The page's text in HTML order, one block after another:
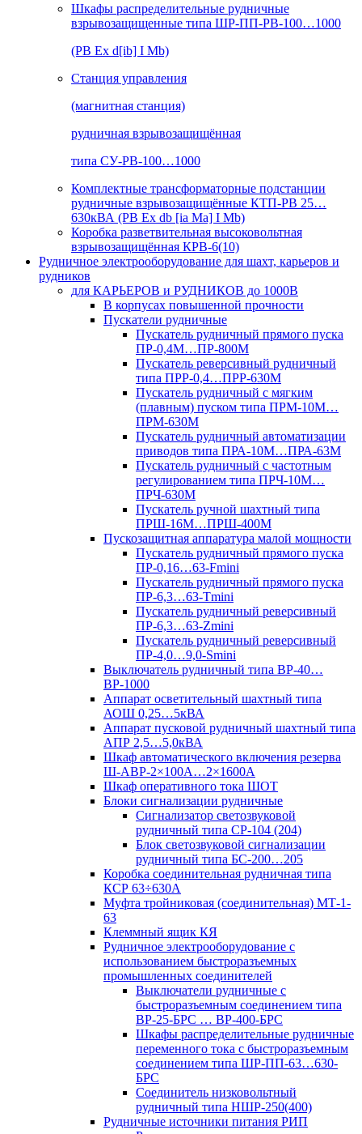
Шкафы распределительные рудничные
взрывозащищенные типа ШР-ПП-РВ-100…1000
(РВ Ex d[ib] I Mb)
Станция управления
(магнитная станция)
рудничная взрывозащищённая
типа СУ-РВ-100…1000
Комплектные трансформаторные подстанции
рудничные взрывозащищённые КТП-РВ 25…
630кВА (РВ Ex db [ia Ma] I Mb)
Коробка разветвительная высоковольтная
взрывозащищённая КРВ-6(10)
Рудничное электрооборудование для шахт, карьеров и
рудников
для КАРЬЕРОВ и РУДНИКОВ до 1000В
В корпусах повышенной прочности
Пускатели рудничные
Пускатель рудничный прямого пуска
ПР-0,4М…ПР-800М
Пускатель реверсивный рудничный
типа ПРР-0,4…ПРР-630М
Пускатель рудничный с мягким
(плавным) пуском типа ПРМ-10М…
ПРМ-630М
Пускатель рудничный автоматизации
приводов типа ПРА-10М…ПРА-63М
Пускатель рудничный с частотным
регулированием типа ПРЧ-10М…
ПРЧ-630М
Пускатель ручной шахтный типа
ПРШ-16М…ПРШ-400М
Пускозащитная аппаратура малой мощности
Пускатель рудничный прямого пуска
ПР-0,16…63-Fmini
Пускатель рудничный прямого пуска
ПР-6,3…63-Tmini
Пускатель рудничный реверсивный
ПР-6,3…63-Zmini
Пускатель рудничный реверсивный
ПР-4,0…9,0-Smini
Выключатель рудничный типа ВР-40…
ВР-1000
Аппарат осветительный шахтный типа
АОШ 0,25…5кВА
Аппарат пусковой рудничный шахтный типа
АПР 2,5…5,0кВА
Шкаф автоматического включения резерва
Ш-АВР-2×100А…2×1600А
Шкаф оперативного тока ШОТ
Блоки сигнализации рудничные
Сигнализатор светозвуковой
рудничный типа СР-104 (204)
Блок светозвуковой сигнализации
рудничный типа БС-200…205
Коробка соединительная рудничная типа
КСР 63÷630А
Муфта тройниковая (соединительная) МТ-1-
63
Клеммный ящик КЯ
Рудничное электрооборудование с
использованием быстроразъемных
промышленных соединителей
Выключатели рудничные с
быстроразъемным соединением типа
ВР-25-БРС … ВР-400-БРС
Шкафы распределительные рудничные
переменного тока с быстроразъемным
соединением типа ШР-ПП-63…630-
БРС
Соединитель низковольтный
рудничный типа НШР-250(400)
Рудничные источники питания РИП